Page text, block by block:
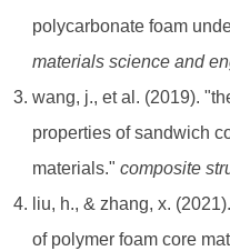
polycarbonate foam
materials science and
wang, j., et al. (2019).
properties of sandwich
materials." composite
liu, h., & zhang, x.
of polymer foam core